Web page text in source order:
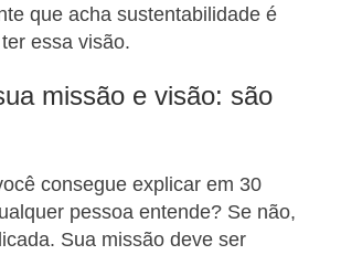
que acha sustentabilidade é
essa visão.
missão e visão: são
consegue explicar em 30
pessoa entende? Se não,
Sua missão deve ser